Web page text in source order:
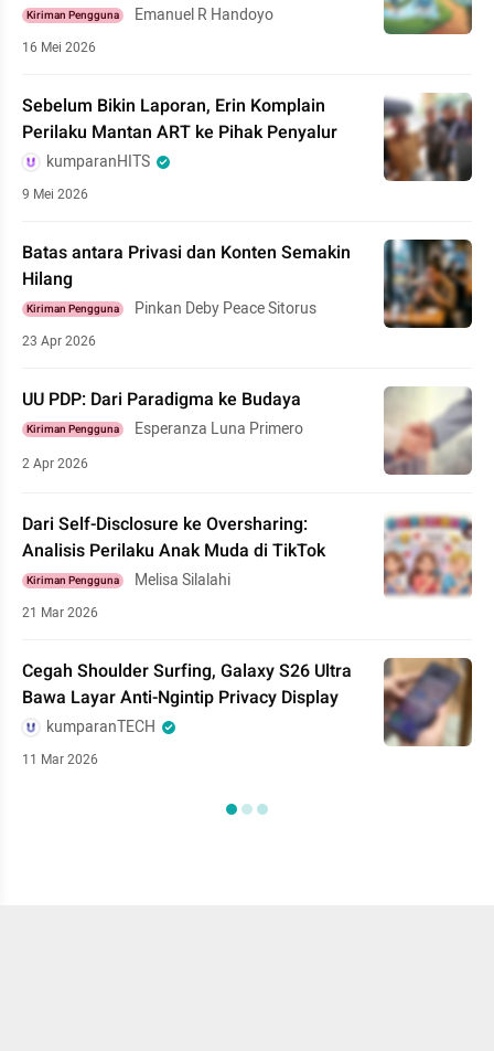
Kiriman Pengguna Emanuel R Handoyo
16 Mei 2026
Sebelum Bikin Laporan, Erin Komplain
Perilaku Mantan ART ke Pihak Penyalur
kumparanHITS
9 Mei 2026
Batas antara Privasi dan Konten Semakin
Hilang
Kiriman Pengguna Pinkan Deby Peace Sitorus
23 Apr 2026
UU PDP: Dari Paradigma ke Budaya
Kiriman Pengguna Esperanza Luna Primero
2 Apr 2026
Dari Self-Disclosure ke Oversharing:
Analisis Perilaku Anak Muda di TikTok
Kiriman Pengguna Melisa Silalahi
21 Mar 2026
Cegah Shoulder Surfing, Galaxy S26 Ultra
Bawa Layar Anti-Ngintip Privacy Display
kumparanTECH
11 Mar 2026